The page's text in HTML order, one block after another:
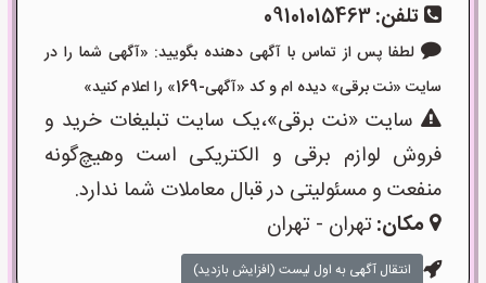
تلفن:09101015463
لطفا پس از تماس با آگهی دهنده بگویید: «آگهی شما را در
سایت «نت برقی» دیده ام و کد «آگهی-169» را اعلام کنید»
سایت «نت برقی»،یک سایت تبلیغات خرید و
فروش لوازم برقی و الکتریکی است وهیچ‌گونه
منفعت و مسئولیتی در قبال معاملات شما ندارد.
مکان:تهران - تهران
انتقال آگهی به اول لیست (افزایش بازدید)